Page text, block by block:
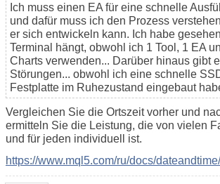
Ich muss einen EA für eine schnelle
und dafür muss ich den Prozess
er sich entwickeln kann. Ich habe
Terminal hängt, obwohl ich 1 Tool, 1 EA
Charts verwenden... Darüber hinaus gibt
Störungen... obwohl ich eine schnelle
Festplatte im Ruhezustand eingebaut
Vergleichen Sie die Ortszeit vorher und
ermitteln Sie die Leistung, die von vielen
und für jeden individuell ist.
https://www.mql5.com/ru/docs/